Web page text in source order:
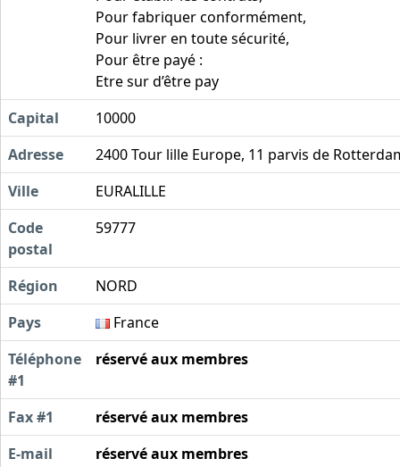
Pour fabriquer conformément,
Pour livrer en toute sécurité,
Pour être payé :
Etre sur d’être pay
Capital
10000
Adresse
2400 Tour lille Europe, 11 parvis de
Ville
EURALILLE
Code
postal
59777
Région
NORD
Pays
France
Téléphone
#1
réservé aux membres
Fax #1
réservé aux membres
E-mail
réservé aux membres